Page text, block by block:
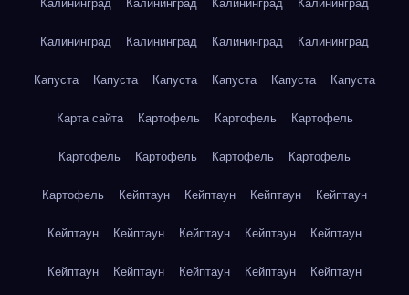
Калининград Калининград Калининград Калининград
Калининград Калининград Калининград Калининград
Капуста Капуста Капуста Капуста Капуста Капуста
Карта сайта Картофель Картофель Картофель
Картофель Картофель Картофель Картофель
Картофель Кейптаун Кейптаун Кейптаун Кейптаун
Кейптаун Кейптаун Кейптаун Кейптаун Кейптаун
Кейптаун Кейптаун Кейптаун Кейптаун Кейптаун